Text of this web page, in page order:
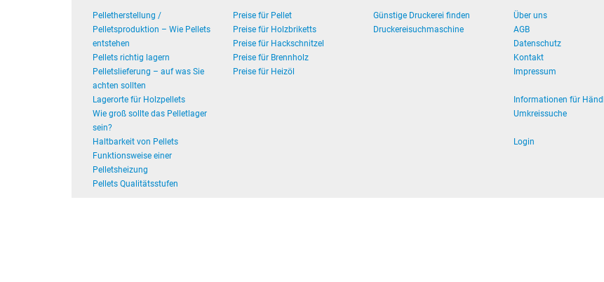
Pelletherstellung /
Pelletsproduktion – Wie Pellets
entstehen
Pellets richtig lagern
Pelletslieferung – auf was Sie
achten sollten
Lagerorte für Holzpellets
Wie groß sollte das Pelletlager
sein?
Haltbarkeit von Pellets
Funktionsweise einer
Pelletsheizung
Pellets Qualitätsstufen
Preise für Pellet
Preise für Holzbriketts
Preise für Hackschnitzel
Preise für Brennholz
Preise für Heizöl
Günstige Druckerei finden
Druckereisuchmaschine
Über uns
AGB
Datenschutz
Kontakt
Impressum
Informationen für
Umkreissuche
Login